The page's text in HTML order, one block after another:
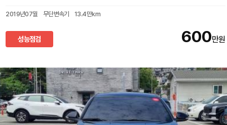
2019년07월 무단변속기 13.4만km
성능점검 600만원